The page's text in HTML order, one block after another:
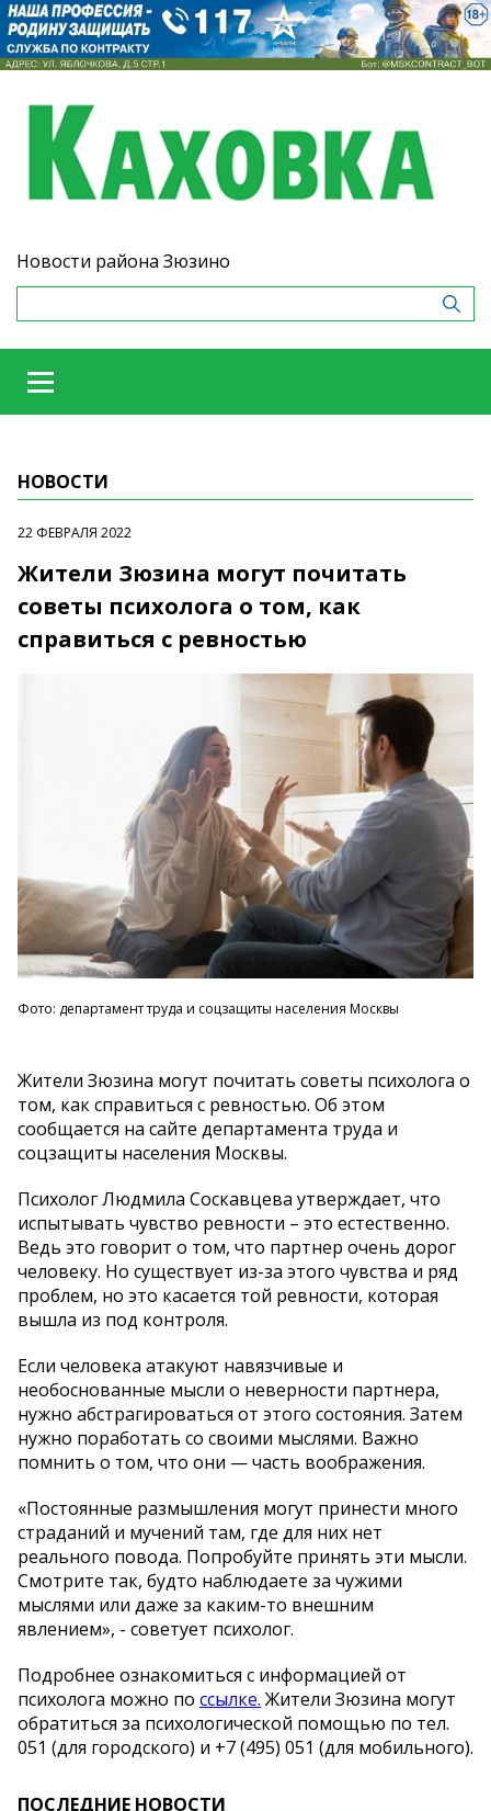
Новости района Зюзино
НОВОСТИ
22 ФЕВРАЛЯ 2022
Жители Зюзина могут почитать
советы психолога о том, как
справиться с ревностью
Фото: департамент труда и соцзащиты населения Москвы
Жители Зюзина могут почитать советы психолога о
том, как справиться с ревностью. Об этом
сообщается на сайте департамента труда и
соцзащиты населения Москвы.
Психолог Людмила Соскавцева утверждает, что
испытывать чувство ревности – это естественно.
Ведь это говорит о том, что партнер очень дорог
человеку. Но существует из-за этого чувства и ряд
проблем, но это касается той ревности, которая
вышла из под контроля.
Если человека атакуют навязчивые и
необоснованные мысли о неверности партнера,
нужно абстрагироваться от этого состояния. Затем
нужно поработать со своими мыслями. Важно
помнить о том, что они — часть воображения.
«Постоянные размышления могут принести много
страданий и мучений там, где для них нет
реального повода. Попробуйте принять эти мысли.
Смотрите так, будто наблюдаете за чужими
мыслями или даже за каким-то внешним
явлением», - советует психолог.
Подробнее ознакомиться с информацией от
психолога можно по ссылке. Жители Зюзина могут
обратиться за психологической помощью по тел.
051 (для городского) и +7 (495) 051 (для мобильного).
ПОСЛЕДНИЕ НОВОСТИ